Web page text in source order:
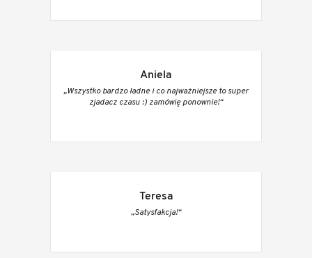
Aniela
„Wszystko bardzo ładne i co najważniejsze to super
zjadacz czasu :) zamówię ponownie!“
Teresa
„Satysfakcja!“